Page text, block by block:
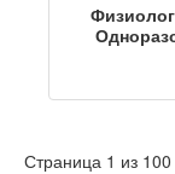
Страница 1 из 100